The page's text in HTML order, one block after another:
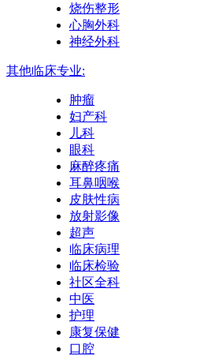
烧伤整形
心胸外科
神经外科
其他临床专业:
肿瘤
妇产科
儿科
眼科
麻醉疼痛
耳鼻咽喉
皮肤性病
放射影像
超声
临床病理
临床检验
社区全科
中医
护理
康复保健
口腔